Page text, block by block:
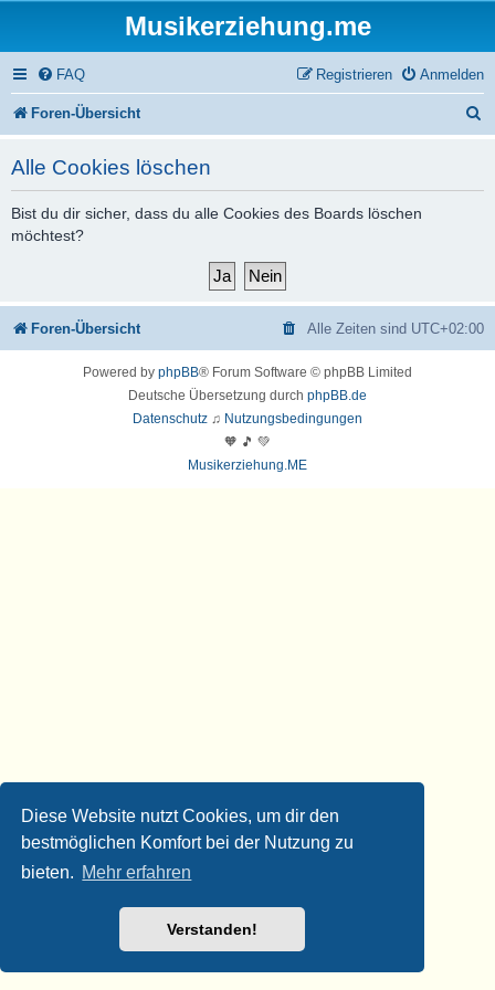
Diese Website nutzt Cookies, um dir den
bestmöglichen Komfort bei der Nutzung zu
bieten. Mehr erfahren
Verstanden!
Musikerziehung.me
FAQ Anmelden
Registrieren
Foren-Übersicht
Alle Cookies löschen
Bist du dir sicher, dass du alle Cookies des Boards löschen
möchtest?
Foren-Übersicht Alle Zeiten sind UTC+02:00
Powered by phpBB® Forum Software © phpBB Limited
Deutsche Übersetzung durch phpBB.de
Datenschutz ♫ Nutzungsbedingungen
🧡 🎵 💚
Musikerziehung.ME